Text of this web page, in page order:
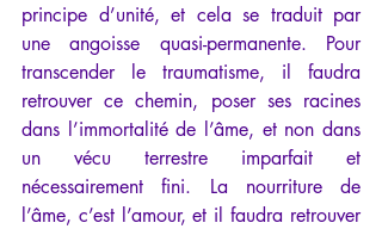
principe d’unité, et cela se traduit par
une angoisse quasi-permanente. Pour
transcender le traumatisme, il faudra
retrouver ce chemin, poser ses racines
dans l’immortalité de l’âme, et non dans
un vécu terrestre imparfait et
nécessairement fini. La nourriture de
l’âme, c’est l’amour, et il faudra retrouver